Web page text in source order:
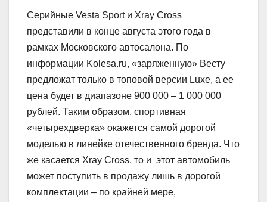
Серийные Vesta Sport и Xray Cross
представили в конце августа этого года в
рамках Московского автосалона. По
информации Kolesa.ru, «заряженную» Весту
предложат только в топовой версии Luxe, а ее
цена будет в диапазоне 900 000 – 1 000 000
рублей. Таким образом, спортивная
«четырехдверка» окажется самой дорогой
моделью в линейке отечественного бренда. Что
же касается Xray Cross, то и этот автомобиль
может поступить в продажу лишь в дорогой
комплектации – по крайней мере,